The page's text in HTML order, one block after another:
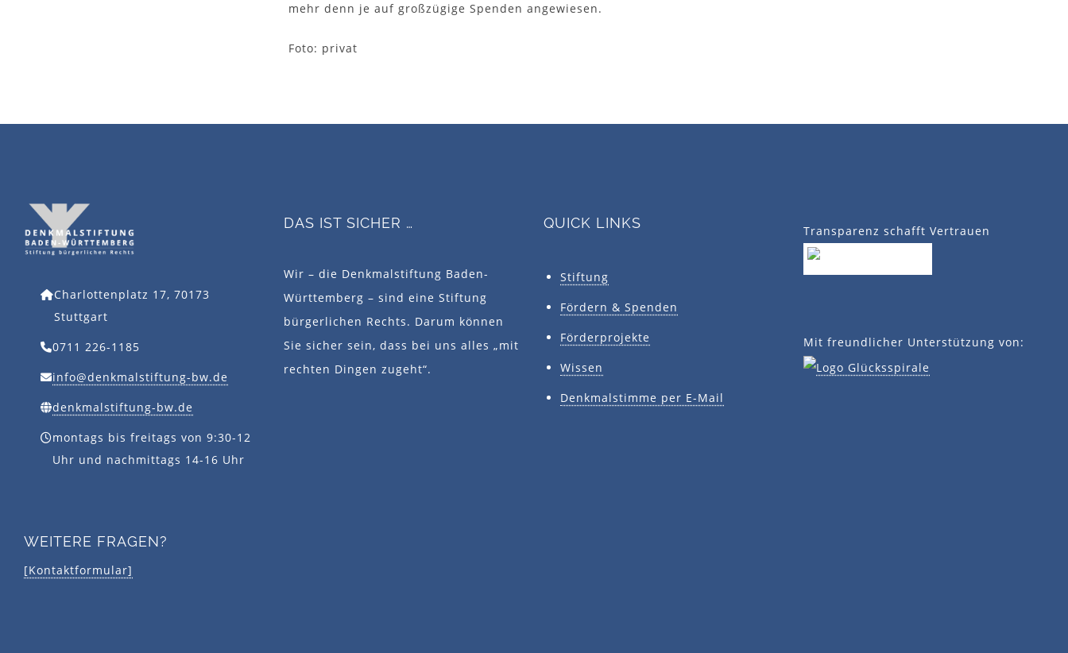
mehr denn je auf großzügige Spenden angewiesen.
Foto: privat
Charlottenplatz 17, 70173
Stuttgart
0711 226-1185
info@denkmalstiftung-bw.de
denkmalstiftung-bw.de
montags bis freitags von 9:30-12
Uhr und nachmittags 14-16 Uhr
WEITERE FRAGEN?
[Kontaktformular]
DAS IST SICHER …
Wir – die Denkmalstiftung Baden-
Württemberg – sind eine Stiftung
bürgerlichen Rechts. Darum können
Sie sicher sein, dass bei uns alles „mit
rechten Dingen zugeht“.
QUICK LINKS
Stiftung
Fördern & Spenden
Förderprojekte
Wissen
Denkmalstimme per E-Mail
Transparenz schafft Vertrauen
Mit freundlicher Unterstützung von: